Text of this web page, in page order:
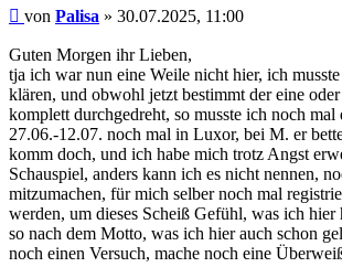
Beitrag
von Palisa » 30.07.2025, 11:00
Guten Morgen ihr Lieben,
tja ich war nun eine Weile nicht hier, ich
klären, und obwohl jetzt bestimmt der eine
komplett durchgedreht, so musste ich noch
27.06.-12.07. noch mal in Luxor, bei M. er
komm doch, und ich habe mich trotz Angst
Schauspiel, anders kann ich es nicht nennen,
mitzumachen, für mich selber noch mal
werden, um dieses Scheiß Gefühl, was ich hier
so nach dem Motto, was ich hier auch schon
noch einen Versuch, mache noch eine